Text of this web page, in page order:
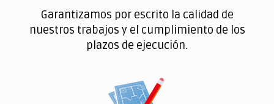
Garantizamos por escrito la calidad de
nuestros trabajos y el cumplimiento de los
plazos de ejecución.